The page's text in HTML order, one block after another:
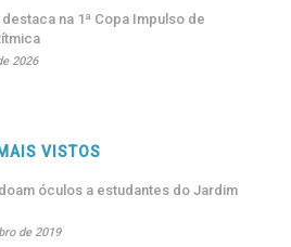
na 1ª Copa Impulso de
2026
VISTOS
óculos a estudantes do Jardim
de 2019